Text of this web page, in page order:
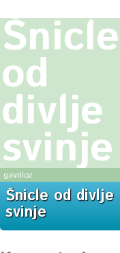
Šnicle
od
divlje
svinje
gavriloz
Šnicle od divlje
svinje